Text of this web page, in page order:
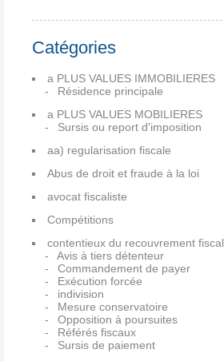
Catégories
a PLUS VALUES IMMOBILIERES
Résidence principale
a PLUS VALUES MOBILIERES
Sursis ou report d'imposition
aa) regularisation fiscale
Abus de droit et fraude à la loi
avocat fiscaliste
Compétitions
contentieux du recouvrement fiscal
Avis à tiers détenteur
Commandement de payer
Exécution forcée
indivision
Mesure conservatoire
Opposition à poursuites
Référés fiscaux
Sursis de paiement